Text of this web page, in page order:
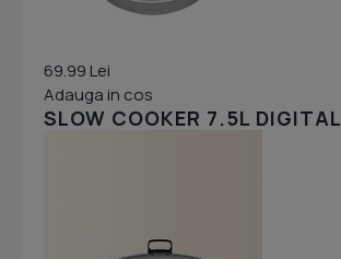
69.99 Lei
Adauga in cos
SLOW COOKER 7.5L DIGITAL